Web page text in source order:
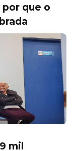
que o
mil